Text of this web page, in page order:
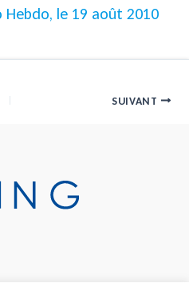
Hebdo, le 19 août 2010
SUIVANT